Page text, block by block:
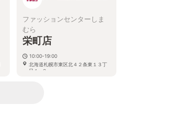
ファッションセンターしま
むら
栄町店
10:00-19:00
北海道札幌市東区北４２条東１３丁
目１−２